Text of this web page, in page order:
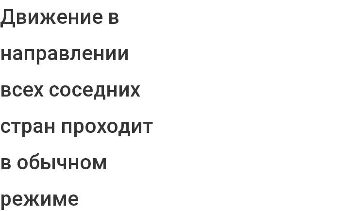
Движение в
направлении
всех соседних
стран проходит
в обычном
режиме